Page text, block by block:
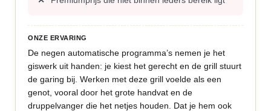
ONZE ERVARING
De negen automatische programma’s nemen je het
giswerk uit handen: je kiest het gerecht en de grill stuurt
de garing bij. Werken met deze grill voelde als een
genot, vooral door het grote handvat en de
druppelvanger die het netjes houden. Dat je hem ook